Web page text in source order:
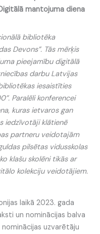
mantojuma diena
bibliotēka
Devons”. Tās mērķis
pieejamību digitālā
darbu Latvijas
iesaistīties
Paralēli konferencei
kuras ietvaros gan
iedzīvotāji klātienē
partneru veidotajām
pilsētas vidusskolas
klašu skolēni tikās ar
kolekciju veidotājiem.
laikā 2023. gada
un nominācijas balva
uzvarētāju